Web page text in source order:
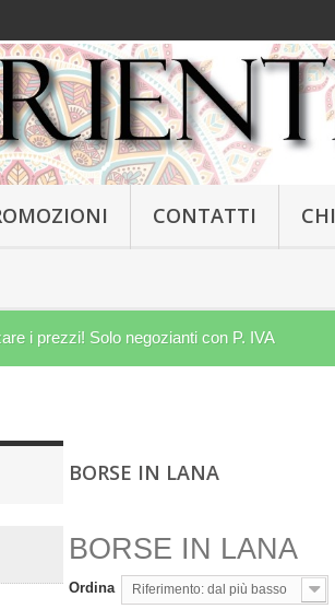
CONTATTI
i prezzi! Solo negozianti con P. IVA
BORSE IN LANA
BORSE IN LANA
Ordina Riferimento: dal più basso